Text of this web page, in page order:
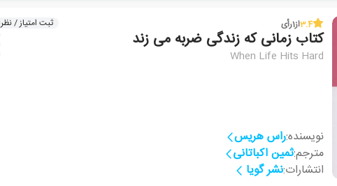
3.4از1رأی ثبت امتیاز / نظر
کتاب زمانی که زندگی ضربه می زند
When Life Hits Hard
نویسنده:راس هریس
مترجم:ثمین اکباتانی
انتشارات:نشر گویا